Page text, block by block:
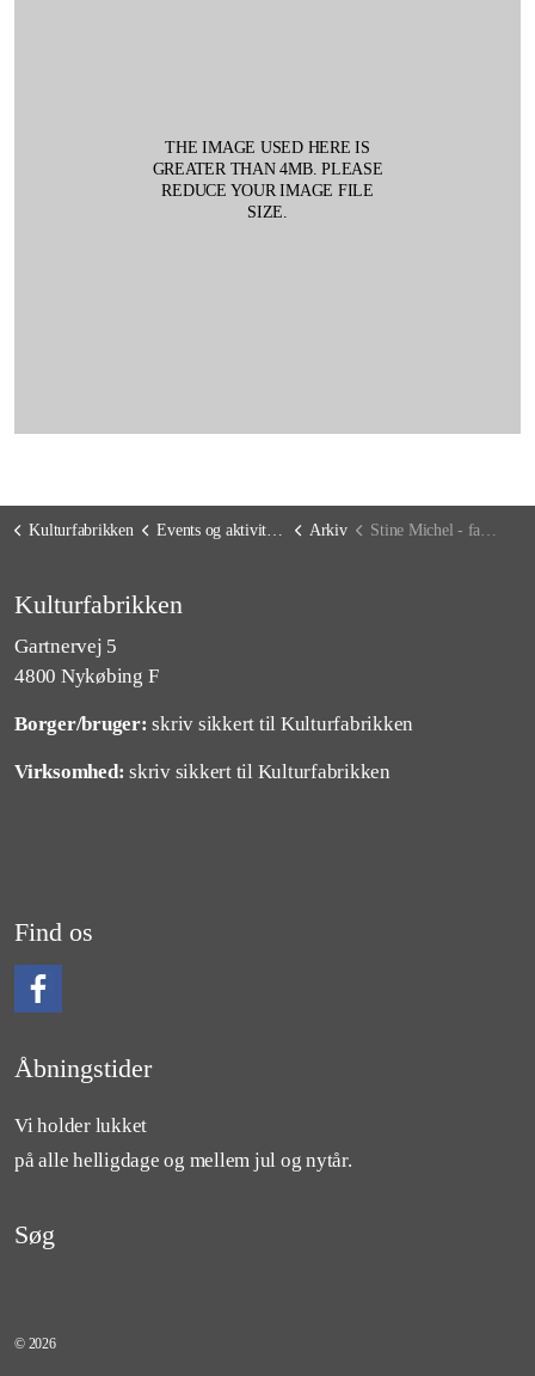
Kulturfabrikken Events og aktiviteter Arkiv Stine Michel - familiekoncert
Kulturfabrikken
Gartnervej 5
4800 Nykøbing F
Borger/bruger: skriv sikkert til Kulturfabrikken
Virksomhed: skriv sikkert til Kulturfabrikken
Find os
Åbningstider
Vi holder lukket
på alle helligdage og mellem jul og nytår.
Søg
© 2026